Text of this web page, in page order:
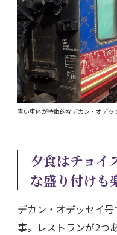
青い車体が特徴的なデカン・オデッ
夕食はチョイ
な盛り付けも
デカン・オデッセイ
事。レストランが2つ